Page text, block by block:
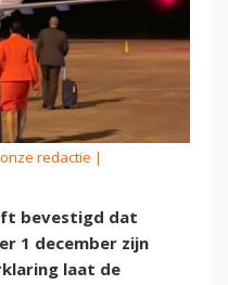
onze redactie |
bevestigd dat
1 december zijn
laat de